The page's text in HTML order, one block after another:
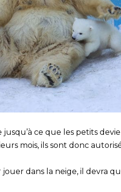
ce que les petits
mois, ils sont donc
dans la neige, il devra